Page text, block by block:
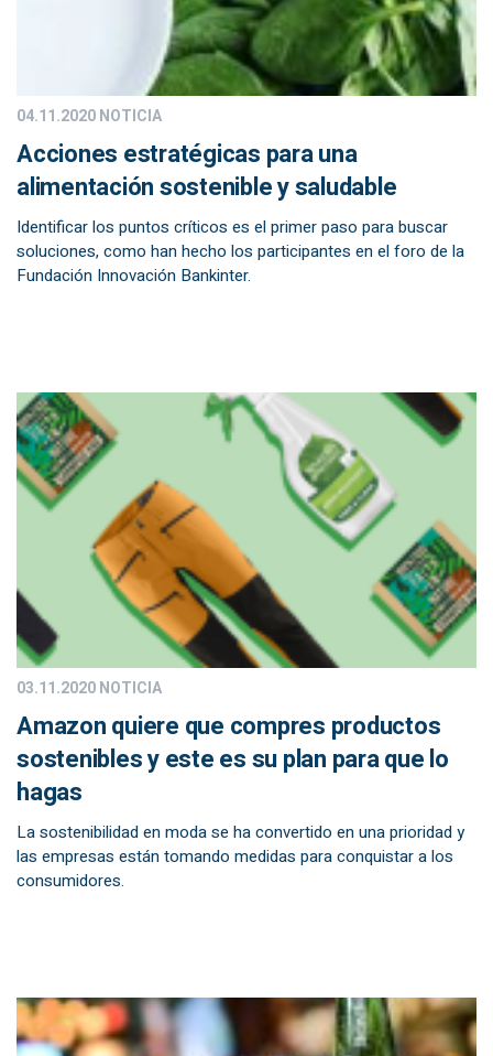
04.11.2020NOTICIA
Acciones estratégicas para una
alimentación sostenible y saludable
Identificar los puntos críticos es el primer paso para buscar
soluciones, como han hecho los participantes en el foro de la
Fundación Innovación Bankinter.
03.11.2020NOTICIA
Amazon quiere que compres productos
sostenibles y este es su plan para que lo
hagas
La sostenibilidad en moda se ha convertido en una prioridad y
las empresas están tomando medidas para conquistar a los
consumidores.